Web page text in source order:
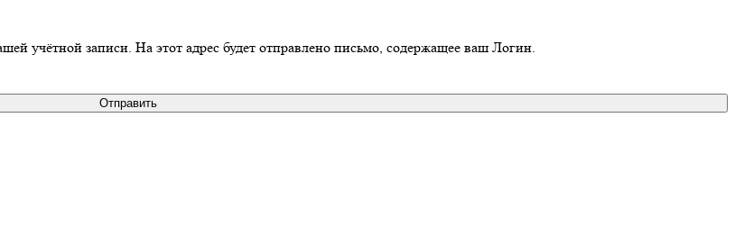
учётной записи. На этот адрес будет отправлено письмо, содержащее ваш Логин.
Отправить